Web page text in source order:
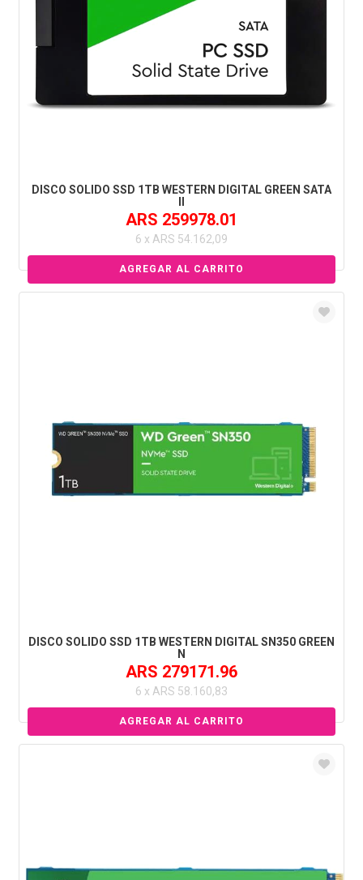
DISCO SOLIDO SSD 1TB WESTERN DIGITAL GREEN SATA
ARS 259978.01
6 x ARS 54.162,09
DISCO SOLIDO SSD 1TB WESTERN DIGITAL SN350 GREEN
N
ARS 279171.96
6 x ARS 58.160,83